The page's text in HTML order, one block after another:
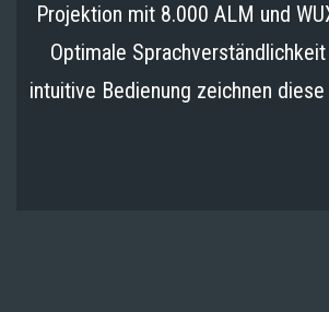
Projektion mit 8.000 ALM und
Optimale
intuitive Bedienung zeichnen